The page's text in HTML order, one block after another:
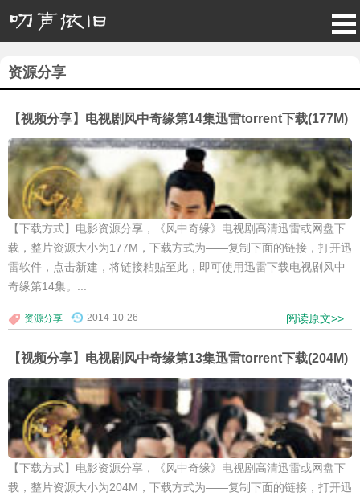
资源分享
【视频分享】电视剧风中奇缘第14集迅雷torrent下载(177M)
【下载方式】电影资源分享，《风中奇缘》电视剧高清迅雷或网盘下
载，整片资源大小为177M，下载方式为——复制下面的链接，打开迅
雷软件，点击新建，将链接粘贴至此，即可使用迅雷下载电视剧风中
奇缘第14集。...
资源分享 2014-10-26 阅读原文>>
【视频分享】电视剧风中奇缘第13集迅雷torrent下载(204M)
【下载方式】电影资源分享，《风中奇缘》电视剧高清迅雷或网盘下
载，整片资源大小为204M，下载方式为——复制下面的链接，打开迅